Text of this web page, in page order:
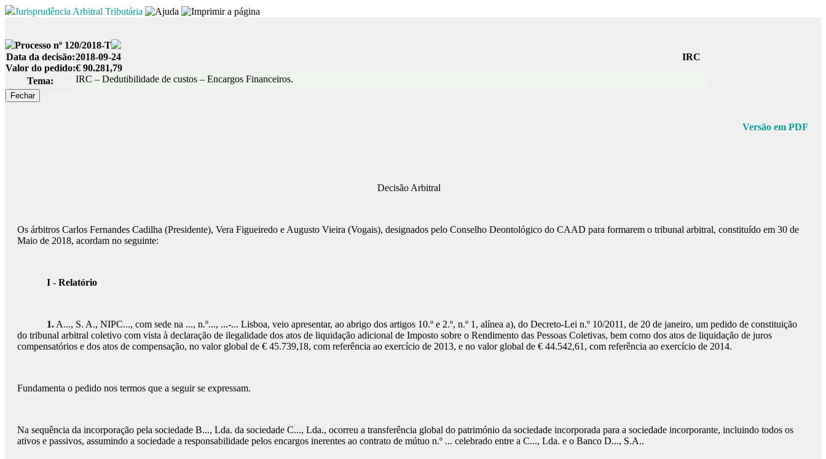
Jurisprudência Arbitral Tributária
Processo nº 120/2018-T
Data da decisão:2018-09-24
IRC
Valor do pedido:€ 90.281,79
Tema:
IRC – Dedutibilidade de custos – Encargos Financeiros.
Versão em PDF
Decisão Arbitral
Os árbitros Carlos Fernandes Cadilha (Presidente), Vera Figueiredo e Augusto Vieira (Vogais), designados pelo Conselho Deontológico do CAAD para formarem o tribunal arbitral, constituído em 30 de
Maio de 2018, acordam no seguinte:
I - Relatório
1. A..., S. A., NIPC..., com sede na ..., n.º..., ...-... Lisboa, veio apresentar, ao abrigo dos artigos 10.º e 2.º, n.º 1, alínea a), do Decreto-Lei n.º 10/2011, de 20 de janeiro, um pedido de constituição
do tribunal arbitral coletivo com vista à declaração de ilegalidade dos atos de liquidação adicional de Imposto sobre o Rendimento das Pessoas Coletivas, bem como dos atos de liquidação de juros
compensatórios e dos atos de compensação, no valor global de € 45.739,18, com referência ao exercício de 2013, e no valor global de € 44.542,61, com referência ao exercício de 2014.
Fundamenta o pedido nos termos que a seguir se expressam.
Na sequência da incorporação pela sociedade B..., Lda. da sociedade C..., Lda., ocorreu a transferência global do património da sociedade incorporada para a sociedade incorporante, incluindo todos os
ativos e passivos, assumindo a sociedade a responsabilidade pelos encargos inerentes ao contrato de mútuo n.º ... celebrado entre a C..., Lda. e o Banco D..., S.A..